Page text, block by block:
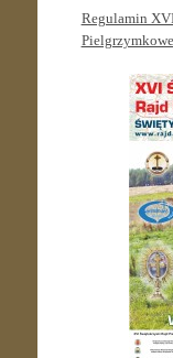
Regulamin